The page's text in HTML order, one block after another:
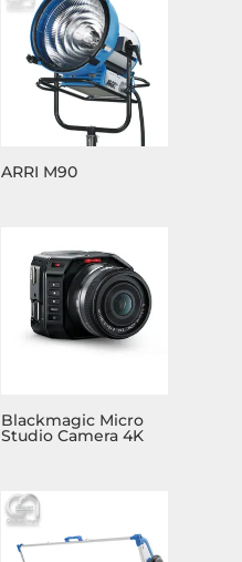
ARRI M90
Blackmagic Micro
Studio Camera 4K